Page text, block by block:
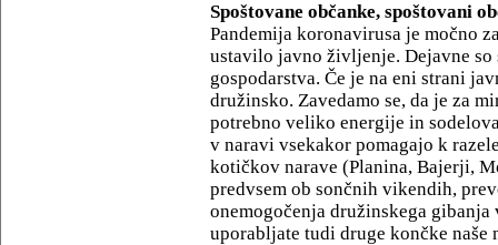
Spoštovane občanke, spoštovani
Pandemija koronavirusa je močno
ustavilo javno življenje. Dejavne
gospodarstva. Če je na eni strani
družinsko. Zavedamo se, da je za
potrebno veliko energije in
v naravi vsekakor pomagajo k
kotičkov narave (Planina, Bajerji,
predvsem ob sončnih vikendih,
onemogočenja družinskega gibanja
uporabljate tudi druge končke naše